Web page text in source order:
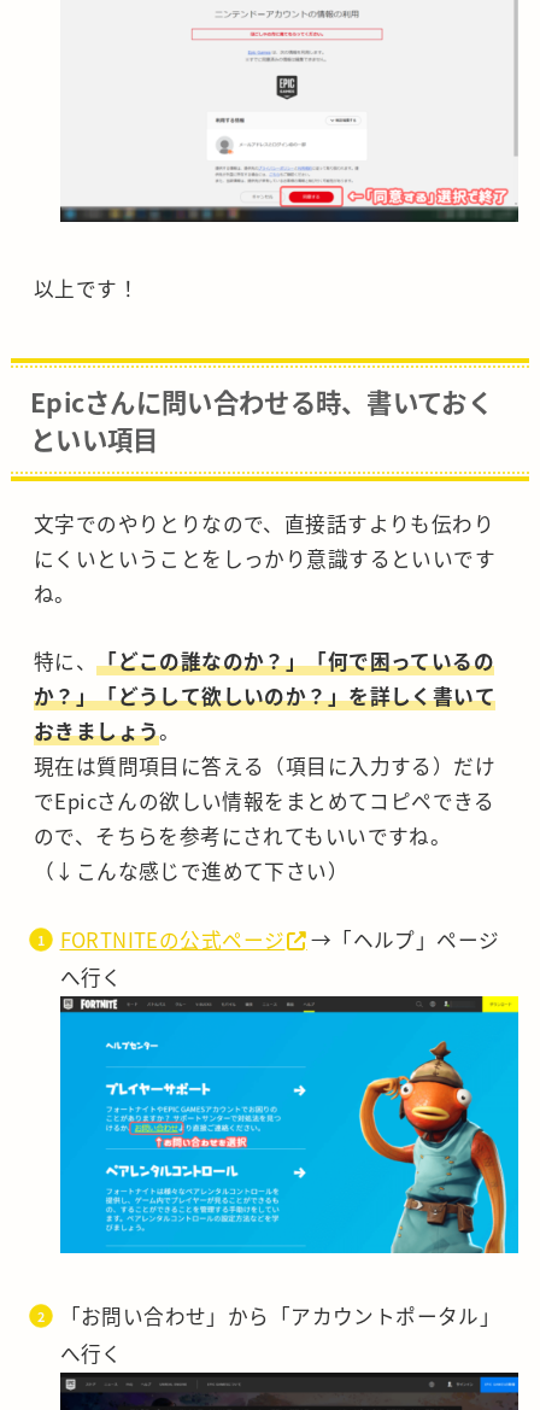
以上です！
Epicさんに問い合わせる時、書いておく
といい項目
文字でのやりとりなので、直接話すよりも伝わり
にくいということをしっかり意識するといいです
ね。
特に、「どこの誰なのか？」「何で困っているの
か？」「どうして欲しいのか？」を詳しく書いて
おきましょう。
現在は質問項目に答える（項目に入力する）だけ
でEpicさんの欲しい情報をまとめてコピペできる
ので、そちらを参考にされてもいいですね。
（↓こんな感じで進めて下さい）
FORTNITEの公式ページ
→「ヘルプ」ページ
へ行く
「お問い合わせ」から「アカウントポータル」
へ行く